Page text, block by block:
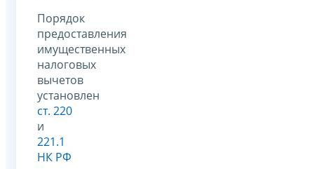
Порядок
предоставления
имущественных
налоговых
вычетов
установлен
ст. 220
и
221.1
НК РФ